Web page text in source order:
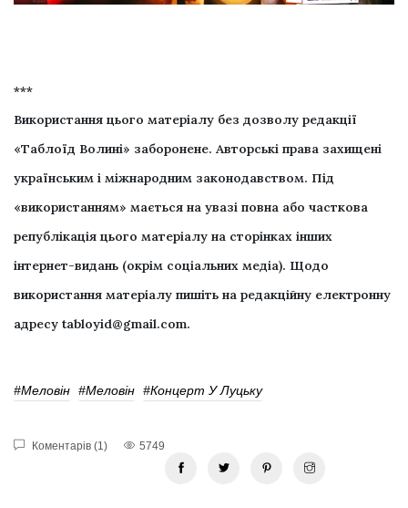
***
Використання цього матеріалу без дозволу редакції
«Таблоїд Волині» заборонене. Авторські права захищені
українським і міжнародним законодавством. Під
«використанням» мається на увазі повна або часткова
републікація цього матеріалу на сторінках інших
інтернет-видань (окрім соціальних медіа). Щодо
використання матеріалу пишіть на редакційну електронну
адресу tabloyid@gmail.com.
#Меловін #Меловін #концерт У Луцьку
Коментарів (1) 5749